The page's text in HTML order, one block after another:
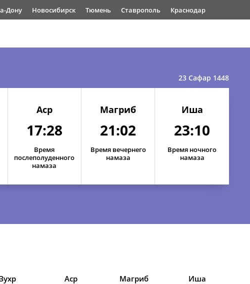
Дону Новосибирск Тюмень Ставрополь Краснодар
23 Сафар 1448
Аср
17:28
Время
послеполуденного
намаза
Магриб
21:02
Время вечернего
намаза
Иша
23:10
Время ночного
намаза
Аср Магриб Иша